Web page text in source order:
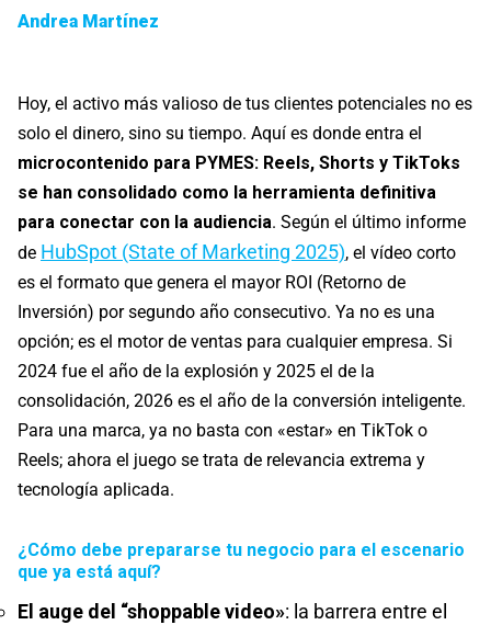
Andrea Martínez
Hoy, el activo más valioso de tus clientes potenciales no es
solo el dinero, sino su tiempo. Aquí es donde entra el
microcontenido para PYMES: Reels, Shorts y TikToks
se han consolidado como la herramienta definitiva
para conectar con la audiencia. Según el último informe
de HubSpot (State of Marketing 2025), el vídeo corto
es el formato que genera el mayor ROI (Retorno de
Inversión) por segundo año consecutivo. Ya no es una
opción; es el motor de ventas para cualquier empresa. Si
2024 fue el año de la explosión y 2025 el de la
consolidación, 2026 es el año de la conversión inteligente.
Para una marca, ya no basta con «estar» en TikTok o
Reels; ahora el juego se trata de relevancia extrema y
tecnología aplicada.
¿Cómo debe prepararse tu negocio para el escenario
que ya está aquí?
El auge del “shoppable video»: la barrera entre el